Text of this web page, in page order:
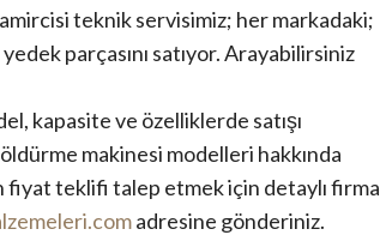
teknik servisimiz; her markadaki;
parçasını satıyor. Arayabilirsiniz
kapasite ve özelliklerde satışı
makinesi modelleri hakkında
fiyat teklifi talep etmek için detaylı firma
adresine gönderiniz.